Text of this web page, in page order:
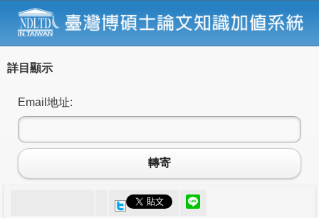
詳目顯示
Email地址:
轉寄